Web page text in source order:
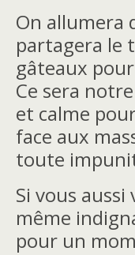
On allumera
partagera le
gâteaux pour
Ce sera
et calme
face aux
toute
Si vous
même
pour un